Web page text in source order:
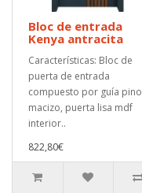
Bloc de entrada
Kenya antracita
Características: Bloc de
puerta de entrada
compuesto por guía pino
macizo, puerta lisa mdf
interior..
822,80€